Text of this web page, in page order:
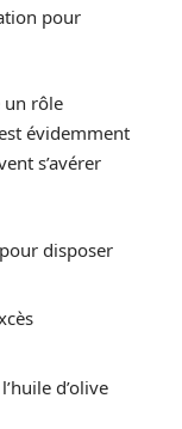
pour
un rôle
évidemment
s’avérer
disposer
d’olive